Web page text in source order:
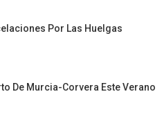
Por Las Huelgas
De Murcia-Corvera Este Verano